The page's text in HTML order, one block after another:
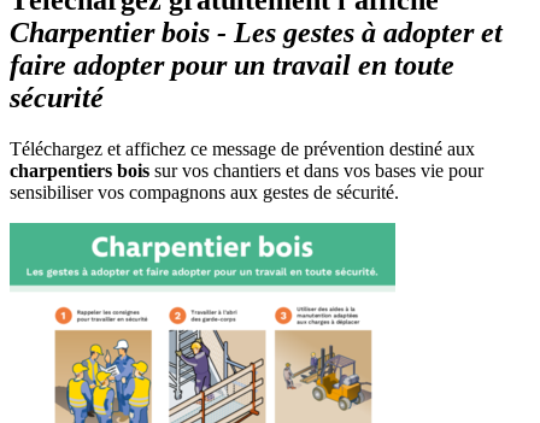
Charpentier bois - Les gestes à adopter et
faire adopter pour un travail en toute
sécurité
Téléchargez et affichez ce message de prévention destiné aux
charpentiers bois sur vos chantiers et dans vos bases vie pour
sensibiliser vos compagnons aux gestes de sécurité.